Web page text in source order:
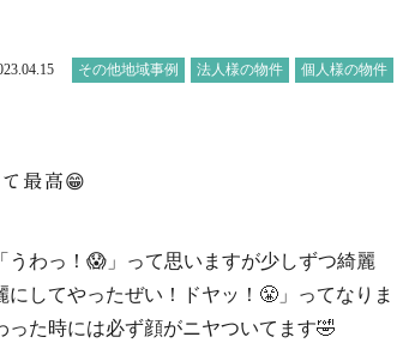
その他地域事例 法人様の物件 個人様の物件
最高😁
うわっ！😱」って思いますが少しずつ綺麗
にしてやったぜい！ドヤッ！😤」ってなりま
った時には必ず顔がニヤついてます🤣